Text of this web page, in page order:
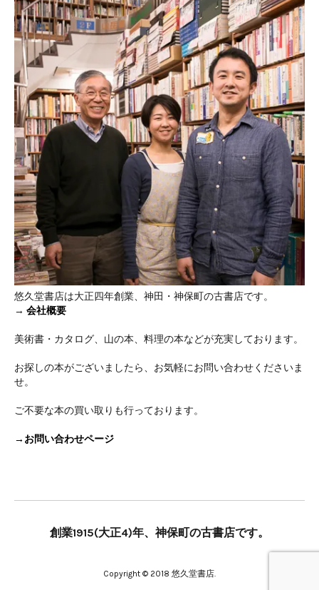
悠久堂書店は大正四年創業、神田・神保町の古書店です。
→ 会社概要
美術書・カタログ、山の本、料理の本などが充実しております。
お探しの本がございましたら、お気軽にお問い合わせくださいま
せ。
ご不要な本の買い取りも行っております。
→お問い合わせページ
創業1915(大正4)年、神保町の古書店です。
Copyright © 2018 悠久堂書店